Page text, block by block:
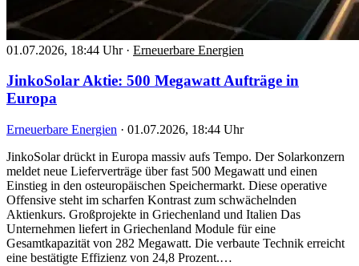
01.07.2026, 18:44 Uhr · Erneuerbare Energien
JinkoSolar Aktie: 500 Megawatt Aufträge in
Europa
Erneuerbare Energien · 01.07.2026, 18:44 Uhr
JinkoSolar drückt in Europa massiv aufs Tempo. Der Solarkonzern
meldet neue Lieferverträge über fast 500 Megawatt und einen
Einstieg in den osteuropäischen Speichermarkt. Diese operative
Offensive steht im scharfen Kontrast zum schwächelnden
Aktienkurs. Großprojekte in Griechenland und Italien Das
Unternehmen liefert in Griechenland Module für eine
Gesamtkapazität von 282 Megawatt. Die verbaute Technik erreicht
eine bestätigte Effizienz von 24,8 Prozent.…